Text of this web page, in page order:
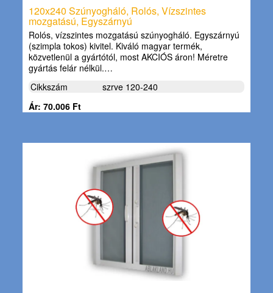
120x240 Szúnyogháló, Rolós, Vízszintes
mozgatású, Egyszárnyú
Rolós, vízszintes mozgatású szúnyogháló. Egyszárnyú
(szimpla tokos) kivitel. Kiváló magyar termék,
közvetlenül a gyártótól, most AKCIÓS áron! Méretre
gyártás felár nélkül.…
Cikkszám
szrve 120-240
Ár: 70.006 Ft